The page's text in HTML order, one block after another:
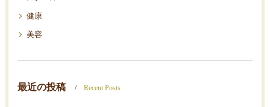
健康
美容
最近の投稿 Recent Posts